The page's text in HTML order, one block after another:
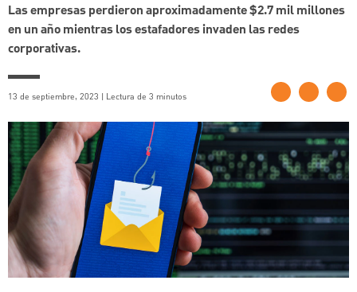
Las empresas perdieron aproximadamente $2.7 mil millones
en un año mientras los estafadores invaden las redes
corporativas.
13 de septiembre, 2023 | Lectura de 3 minutos